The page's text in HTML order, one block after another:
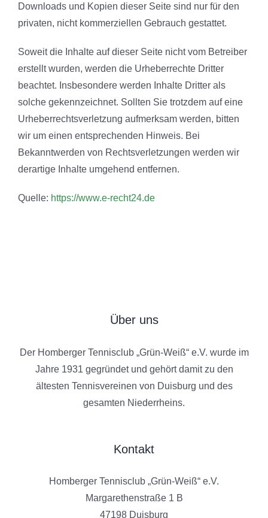
Downloads und Kopien dieser Seite sind nur für den
privaten, nicht kommerziellen Gebrauch gestattet.
Soweit die Inhalte auf dieser Seite nicht vom Betreiber
erstellt wurden, werden die Urheberrechte Dritter
beachtet. Insbesondere werden Inhalte Dritter als
solche gekennzeichnet. Sollten Sie trotzdem auf eine
Urheberrechtsverletzung aufmerksam werden, bitten
wir um einen entsprechenden Hinweis. Bei
Bekanntwerden von Rechtsverletzungen werden wir
derartige Inhalte umgehend entfernen.
Quelle: https://www.e-recht24.de
Über uns
Der Homberger Tennisclub „Grün-Weiß“ e.V. wurde im
Jahre 1931 gegründet und gehört damit zu den
ältesten Tennisvereinen von Duisburg und des
gesamten Niederrheins.
Kontakt
Homberger Tennisclub „Grün-Weiß“ e.V.
Margarethenstraße 1 B
47198 Duisburg